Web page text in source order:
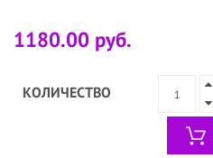
1180.00 руб.
КОЛИЧЕСТВО